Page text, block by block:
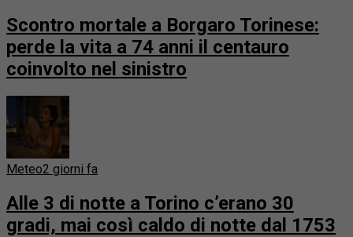
Scontro mortale a Borgaro Torinese:
perde la vita a 74 anni il centauro
coinvolto nel sinistro
Meteo2 giorni fa
Alle 3 di notte a Torino c’erano 30
gradi, mai così caldo di notte dal 1753